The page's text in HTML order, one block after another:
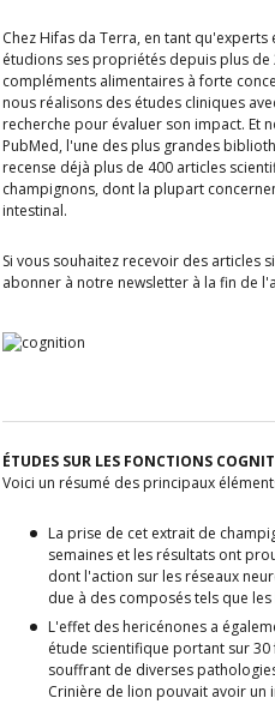
Chez Hifas da Terra, en tant
étudions ses propriétés depuis plus
compléments alimentaires à forte
nous réalisons des études cliniques
recherche pour évaluer son impact. Et
PubMed, l'une des plus grandes
recense déjà plus de 400 articles
champignons, dont la plupart
intestinal.
Si vous souhaitez recevoir des articles
abonner à notre newsletter à la fin de
ÉTUDES SUR LES FONCTIONS
Voici un résumé des principaux
La prise de cet extrait de
semaines et les résultats ont
dont l'action sur les réseaux
due à des composés tels que
L'effet des hericénones a
étude scientifique portant sur 30
souffrant de diverses
Crinière de lion pouvait avoir un